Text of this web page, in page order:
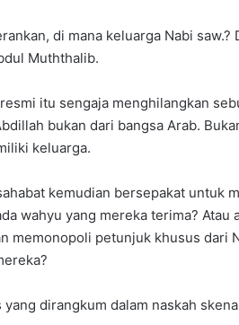
di mana keluarga Nabi saw.?
Muththalib.
itu sengaja menghilangkan
bukan dari bangsa Arab.
keluarga.
kemudian bersepakat untuk
wahyu yang mereka terima? Atau
memonopoli petunjuk khusus dari
dirangkum dalam naskah